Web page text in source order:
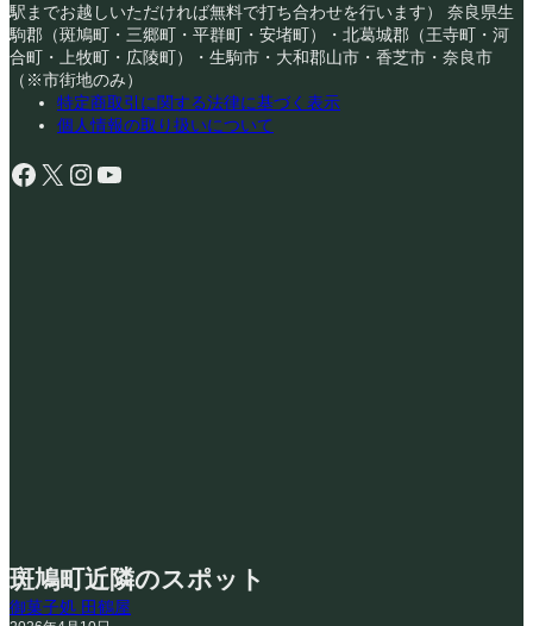
駅までお越しいただければ無料で打ち合わせを行います） 奈良県生
駒郡（斑鳩町・三郷町・平群町・安堵町）・北葛城郡（王寺町・河
合町・上牧町・広陵町）・生駒市・大和郡山市・香芝市・奈良市
（※市街地のみ）
特定商取引に関する法律に基づく表示
個人情報の取り扱いについて
Facebook X Instagram YouTube
斑鳩町近隣のスポット
御菓子処 田鶴屋